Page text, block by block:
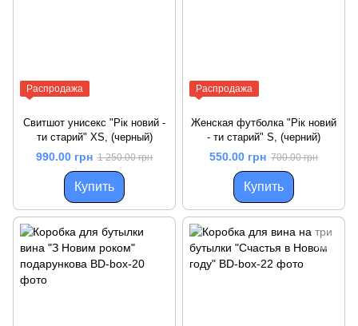
Распродажа
Свитшот унисекс "Рік новий -
ти старий" XS, (черный)
990.00 грн 1 250.00 грн
Купить
Распродажа
Женская футболка "Рік новий
- ти старий" S, (черний)
550.00 грн 700.00 грн
Купить